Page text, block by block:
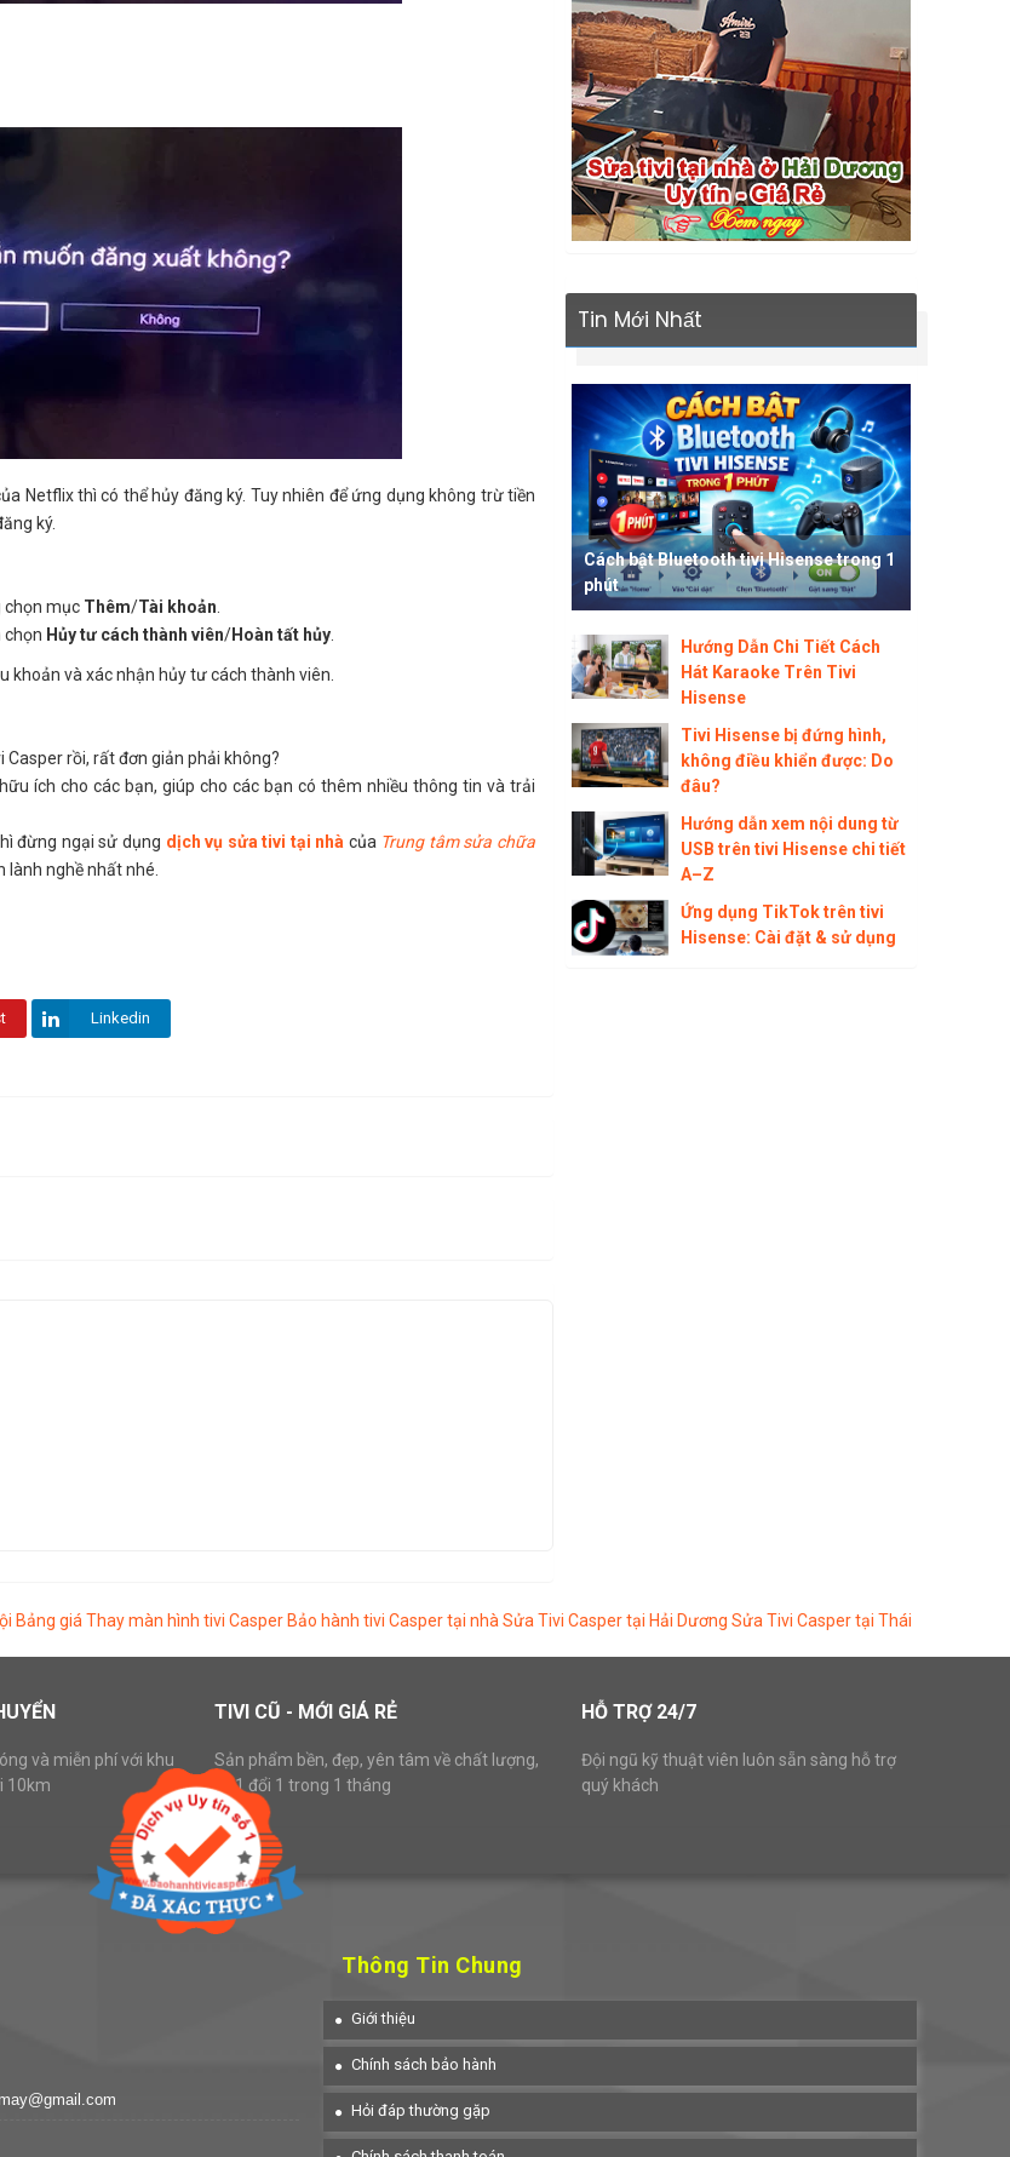
Netflix thì có thể hủy đăng ký. Tuy nhiên để ứng dụng không trừ tiền
ký.
chọn mục Thêm/Tài khoản
chọn Hủy tư cách thành viên/Hoàn tất hủy
khoản và xác nhận hủy tư cách thành viên.
rồi, rất đơn giản phải không?
ích cho các bạn, giúp cho các bạn có thêm nhiều thông tin và trải
đừng ngại sử dụng dịch vụ sửa tivi tại nhà của Trung tâm sửa chữa
nghề nhất nhé.
Linkedin
Tin Mới Nhất
Cách bật Bluetooth tivi Hisense trong 1
phút
Hướng Dẫn Chi Tiết Cách
Hát Karaoke Trên Tivi
Hisense
Tivi Hisense bị đứng hình,
không điều khiển được: Do
đâu?
Hướng dẫn xem nội dung từ
USB trên tivi Hisense chi tiết
A–Z
Ứng dụng TikTok trên tivi
Hisense: Cài đặt & sử dụng
Bảng giá Thay màn hình tivi Casper Bảo hành tivi Casper tại nhà Sửa Tivi Casper tại Hải Dương Sửa Tivi Casper tại Thái
và miễn phí với khu
10km
TIVI CŨ - MỚI GIÁ RẺ
Sản phẩm bền, đẹp, yên tâm về chất lượng,
lỗi 1 đổi 1 trong 1 tháng
HỖ TRỢ 24/7
Đội ngũ kỹ thuật viên luôn sẵn sàng hỗ trợ
quý khách
Thông Tin Chung
Giới thiệu
Chính sách bảo hành
Hỏi đáp thường gặp